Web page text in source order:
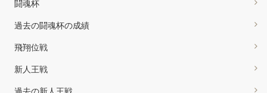
闘魂杯
過去の闘魂杯の成績
飛翔位戦
新人王戦
過去の新人王戦